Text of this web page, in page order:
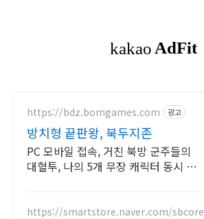
https://bdz.bomgames.com 광고
방치형 끝판왕, 북두지존
PC 모바일 접속, 거친 북방 군주들의
대혈투, 나의 5개 무장 캐릭터 동시 전
https://smartstore.naver.com/sbcore